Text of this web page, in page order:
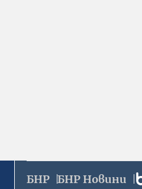
БНР БНР Новини